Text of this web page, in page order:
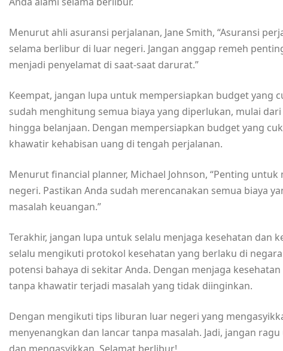
Menurut ahli asuransi perjalanan, Jane Smith, “Asuransi
selama berlibur di luar negeri. Jangan anggap remeh
menjadi penyelamat di saat-saat darurat.”
Keempat, jangan lupa untuk mempersiapkan budget yang
sudah menghitung semua biaya yang diperlukan, mulai
hingga belanjaan. Dengan mempersiapkan budget yang
khawatir kehabisan uang di tengah perjalanan.
Menurut financial planner, Michael Johnson, “Penting
negeri. Pastikan Anda sudah merencanakan semua biaya
masalah keuangan.”
Terakhir, jangan lupa untuk selalu menjaga kesehatan dan
selalu mengikuti protokol kesehatan yang berlaku di
potensi bahaya di sekitar Anda. Dengan menjaga
tanpa khawatir terjadi masalah yang tidak diinginkan.
Dengan mengikuti tips liburan luar negeri yang
menyenangkan dan lancar tanpa masalah. Jadi, jangan